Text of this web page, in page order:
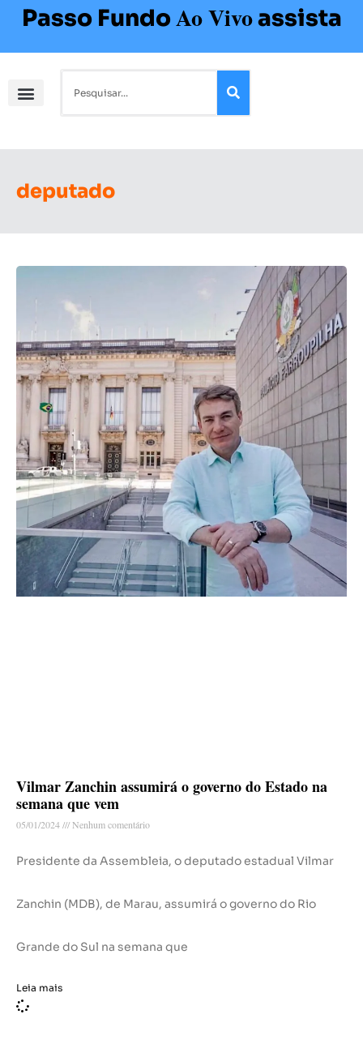
Passo FundoAo Vivoassista
deputado
Vilmar Zanchin assumirá o governo do Estado na
semana que vem
05/01/2024 Nenhum comentário
Presidente da Assembleia, o deputado estadual Vilmar
Zanchin (MDB), de Marau, assumirá o governo do Rio
Grande do Sul na semana que
Leia mais